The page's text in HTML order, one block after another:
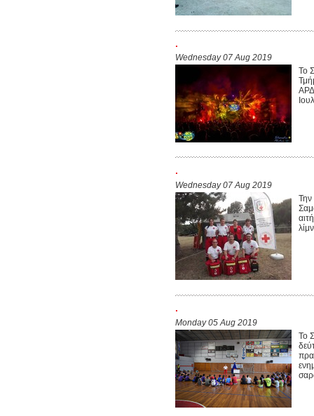
.
Wednesday 07 Aug 2019
Το
.
Wednesday 07 Aug 2019
Την
.
Monday 05 Aug 2019
Το